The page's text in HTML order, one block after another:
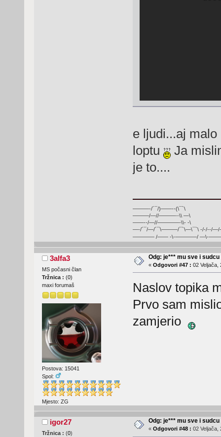
e ljudi...aj
loptu
Ja
je to....
———-/´¯/)——--(\¯`\
———/—//———--\\ —\
——--/—//————-\\- -\
—-/´¯/—/´¯\———/¯`\—\¯`\
———— /—— -\-————/ —\-
3alfa3
MS počasni član
Tržnica : (0)
maxi forumaš
Postova: 15041
Spol:
Mjesto: ZG
Odg: je*** mu sve i sudcu
« Odgovori #47 : 02 Veljača,
Naslov topika
Prvo sam
zamjerio
igor27
Tržnica : (0)
Odg: je*** mu sve i sudcu
« Odgovori #48 : 02 Veljača,